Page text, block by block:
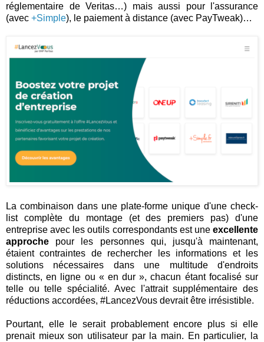
réglementaire de Veritas…) mais aussi pour l'assurance
(avec +Simple), le paiement à distance (avec PayTweak)…
La combinaison dans une plate-forme unique d'une check-
list complète du montage (et des premiers pas) d'une
entreprise avec les outils correspondants est une excellente
approche pour les personnes qui, jusqu'à maintenant,
étaient contraintes de rechercher les informations et les
solutions nécessaires dans une multitude d'endroits
distincts, en ligne ou « en dur », chacun étant focalisé sur
telle ou telle spécialité. Avec l'attrait supplémentaire des
réductions accordées, #LancezVous devrait être irrésistible.
Pourtant, elle le serait probablement encore plus si elle
prenait mieux son utilisateur par la main. En particulier, la